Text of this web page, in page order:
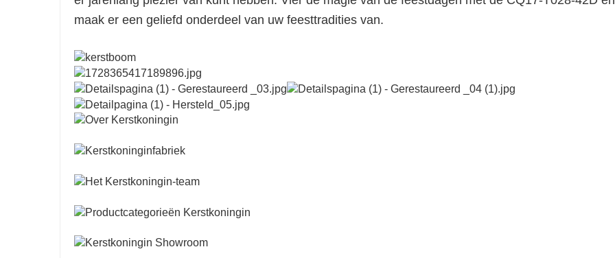
maak er een geliefd onderdeel van uw feesttradities van.